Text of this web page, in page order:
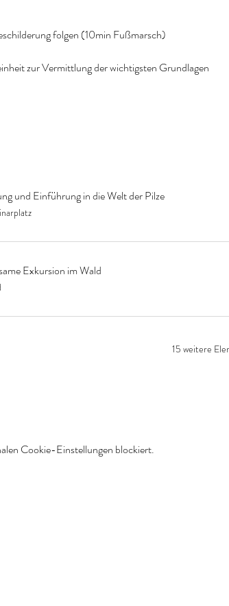
folgen (10min Fußmarsch)
zur Vermittlung der wichtigsten Grundlagen
und Einführung in die Welt der Pilze
Exkursion im Wald
15 weitere
Cookie-Einstellungen blockiert.